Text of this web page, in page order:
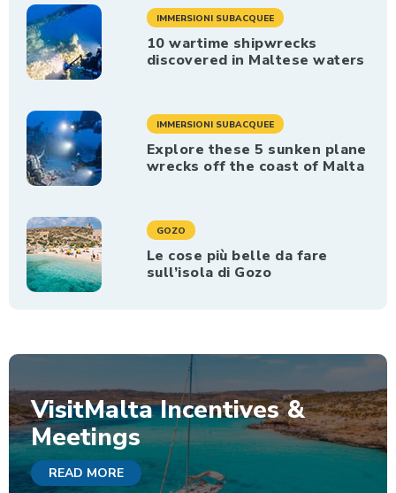
IMMERSIONI SUBACQUEE
10 wartime shipwrecks
discovered in Maltese waters
IMMERSIONI SUBACQUEE
Explore these 5 sunken plane
wrecks off the coast of Malta
GOZO
Le cose più belle da fare
sull’isola di Gozo
VisitMalta Incentives &
Meetings
READ MORE